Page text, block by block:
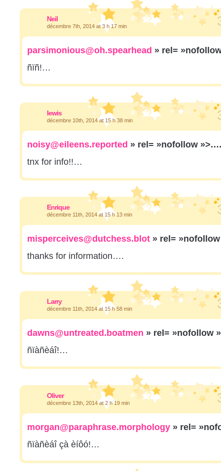
Neil
décembre 7th, 2014 at 3 h 17 min
parsimonious@oh.spearhead » rel=
ñïñ!…
lewis
décembre 10th, 2014 at 15 h 38 min
noisy@eileens.reported » rel= »nofollow
tnx for info!!…
Enrique
décembre 11th, 2014 at 15 h 13 min
misperceives@dutchess.blot » rel=
thanks for information….
Larry
décembre 11th, 2014 at 15 h 58 min
dawns@untreated.boatmen » rel= »nofollow
ñïàñèáî!…
Oliver
décembre 13th, 2014 at 2 h 19 min
morgan@paraphrase.morphology » rel=
ñïàñèáî çà èíôó!…